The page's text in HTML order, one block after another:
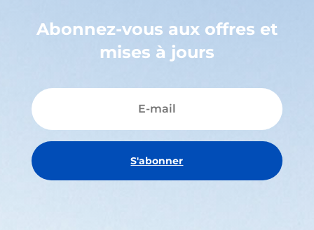
Abonnez-vous aux offres et
mises à jours
S'abonner